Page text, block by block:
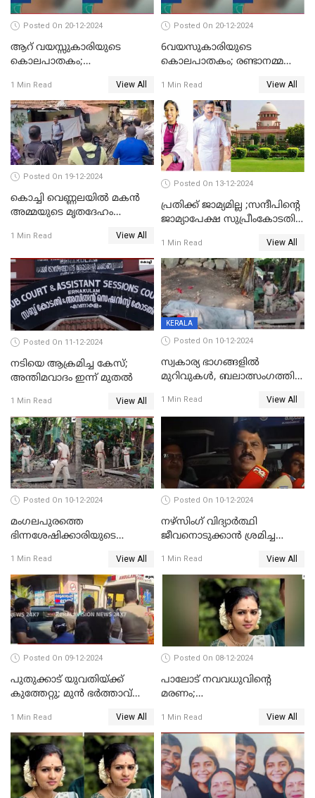
Posted On 20-12-2024
ആറ് വയസ്സുകാരിയുടെ
കൊലപാതകം;
ബന്ധമില്ലെന്ന് സ്ഥിരീകരണം
1 Min Read View All
Posted On 20-12-2024
6വയസുകാരിയുടെ
കൊലപാതകം; രണ്ടാനമ്മയെ
1 Min Read View All
Posted On 19-12-2024
കൊച്ചി വെണ്ണലയില്‍ മകന്‍
അമ്മയുടെ മൃതദേഹം
1 Min Read View All
Posted On 13-12-2024
പ്രതിക്ക് ജാമ്യമില്ല ;സന്ദീപിന്റെ
ജാമ്യാപേക്ഷ സുപ്രീംകോടതി
1 Min Read View All
Posted On 11-12-2024
നടിയെ ആക്രമിച്ച കേസ്;
അന്തിമവാദം ഇന്ന് മുതല്‍
1 Min Read View All
KERALA
Posted On 10-12-2024
സ്വകാര്യ ഭാഗങ്ങളിൽ
മുറിവുകൾ, ബലാത്സംഗത്തിന്
കൊലപാതകത്തില്‍
പോസ്റ്റ്‌മോർട്ടം റിപ്പോർട്ട്
1 Min Read View All
Posted On 10-12-2024
മംഗലപുരത്തെ
ഭിന്നശേഷിക്കാരിയുടെ
സംശയിക്കുന്നയാള്‍
കസ്റ്റഡിയില്‍
1 Min Read View All
Posted On 10-12-2024
നഴ്‌സിംഗ് വിദ്യാർത്ഥി
ജീവനൊടുക്കാന്‍ ശ്രമിച്ച
മാറ്റിയതായി മൻസൂർ
ആശുപത്രി എം.ഡി ഷംസുദ്ദീൻ
1 Min Read View All
Posted On 09-12-2024
പുതുക്കാട് യുവതിയ്ക്ക്
കുത്തേറ്റു; മുൻ ഭർത്താവ്
1 Min Read View All
Posted On 08-12-2024
പാലോട് നവവധുവിന്റെ
മരണം;
സ്ഥിരീകരിച്ച് പൊലീസ്
1 Min Read View All